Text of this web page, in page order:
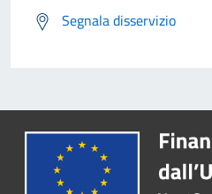
Segnala disservizio